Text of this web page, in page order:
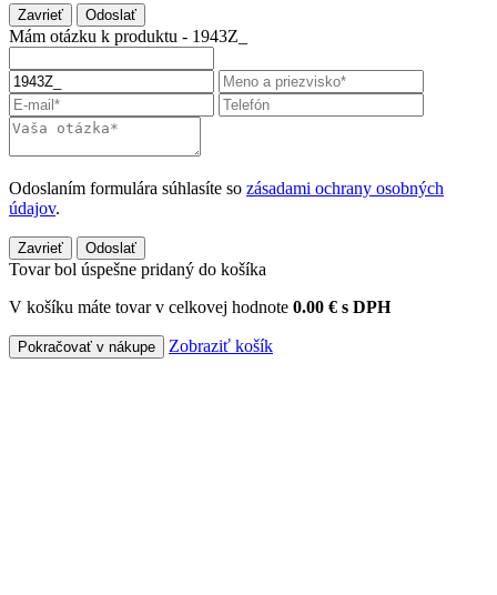
Zavrieť Odoslať
Mám otázku k produktu - 1943Z_
Odoslaním formulára súhlasíte so zásadami ochrany osobných
údajov.
Zavrieť Odoslať
Tovar bol úspešne pridaný do košíka
V košíku máte tovar v celkovej hodnote 0.00 € s DPH
Pokračovať v nákupe Zobraziť košík